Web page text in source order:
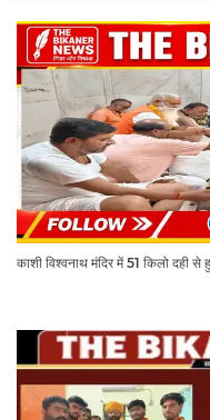
काशी विश्वनाथ मंदिर में 51 किलो दही